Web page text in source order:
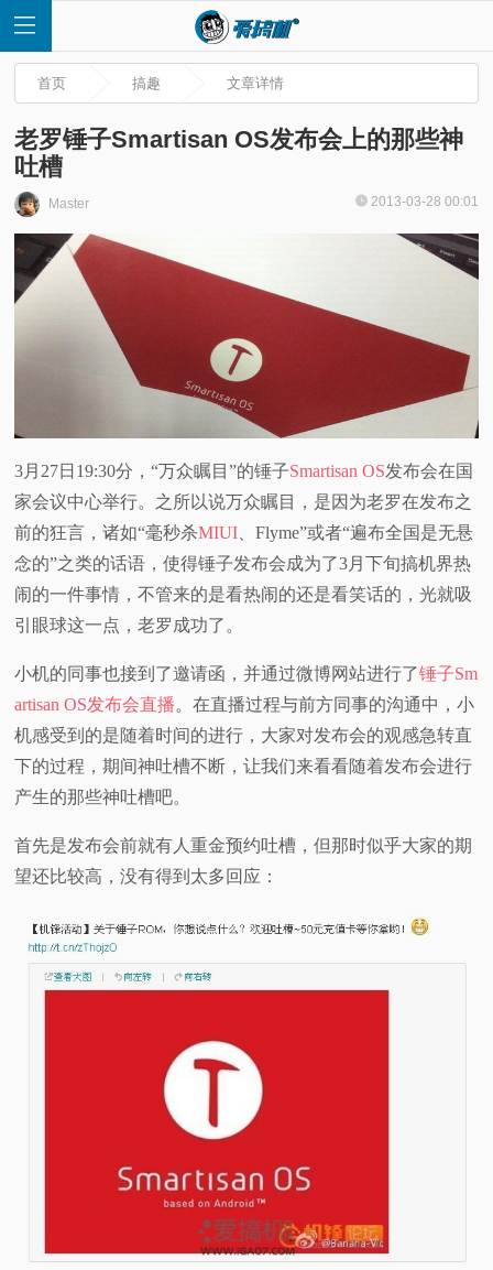
首
页
测
视
频
科
体
验
专
首页 搞趣 文章详情
老罗锤子Smartisan OS发布会上的那些神
吐槽
Master 2013-03-28 00:01
3月27日19:30分，“万众瞩目”的锤子Smartisan OS发布会在国
家会议中心举行。之所以说万众瞩目，是因为老罗在发布之
前的狂言，诸如“毫秒杀MIUI 、Flyme”或者“遍布全国是无悬
念的”之类的话语，使得锤子发布会成为了3月下旬搞机界热
闹的一件事情，不管来的是看热闹的还是看笑话的，光就吸
引眼球这一点，老罗成功了。
小机的同事也接到了邀请函，并通过微博网站进行了锤子Sm
artisan OS发布会直播。在直播过程与前方同事的沟通中，小
机感受到的是随着时间的进行，大家对发布会的观感急转直
下的过程，期间神吐槽不断，让我们来看看随着发布会进行
产生的那些神吐槽吧。
首先是发布会前就有人重金预约吐槽，但那时似乎大家的期
望还比较高，没有得到太多回应：